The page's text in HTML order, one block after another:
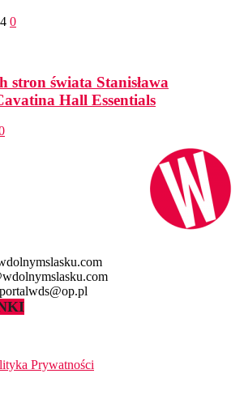
0
stron świata Stanisława
Hall Essentials
Prywatności